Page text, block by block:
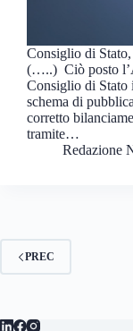
Consiglio di
(…..) Ciò posto
Consiglio di Stato
schema di
corretto
tramite…
Redazione
PREC